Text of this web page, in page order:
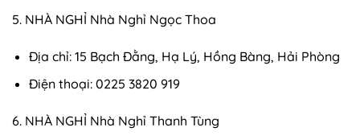
5. NHÀ NGHỈ Nhà Nghỉ Ngọc Thoa
Địa chỉ: 15 Bạch Đằng, Hạ Lý, Hồng Bàng, Hải Phòng
Điện thoại: 0225 3820 919
6. NHÀ NGHỈ Nhà Nghỉ Thanh Tùng